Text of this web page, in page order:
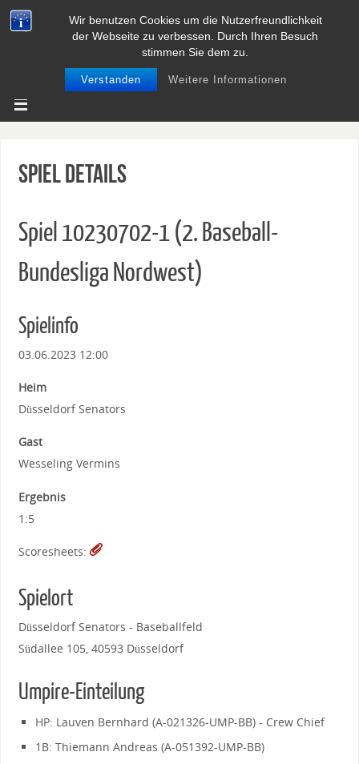
Wir benutzen Cookies um die Nutzerfreundlichkeit
der Webseite zu verbessen. Durch Ihren Besuch
stimmen Sie dem zu.
Verstanden Weitere Informationen
BASEBALL UND SOFTBALL IN
NIEDERSACHSEN
Spiel Details
Spiel 10230702-1 (2. Baseball-
Bundesliga Nordwest)
Spielinfo
03.06.2023 12:00
Heim
Düsseldorf Senators
Gast
Wesseling Vermins
Ergebnis
1:5
Scoresheets:
Spielort
Düsseldorf Senators - Baseballfeld
Südallee 105, 40593 Düsseldorf
Umpire-Einteilung
HP: Lauven Bernhard (A-021326-UMP-BB) - Crew Chief
1B: Thiemann Andreas (A-051392-UMP-BB)